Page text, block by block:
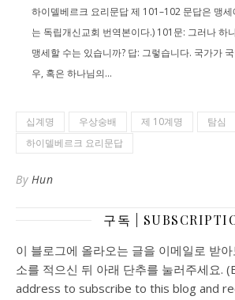
하이델베르크 요리문답 제 101–102 문답은 맹
는 독립개신교회 번역본이다.) 101문: 그러나 하
맹세할 수는 있습니까? 답: 그렇습니다. 국가가
우, 혹은 하나님의...
십계명 우상숭배 제 10계명
탐심
하이델베르크 요리문답
By Hun
구독 |
이 블로그에 올라오는 글을 이메일로 받
소를 적으신 뒤 아래 단추를 눌러주세요.
address to subscribe to this blog and